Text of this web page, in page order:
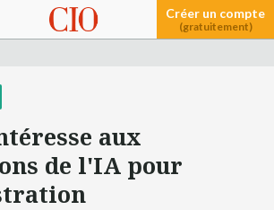
Créer un compte
(gratuitement)
aux
de l'IA pour